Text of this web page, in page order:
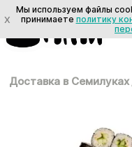
Доставка в Семилуках
X
Мы используем файлы
принимаете политику